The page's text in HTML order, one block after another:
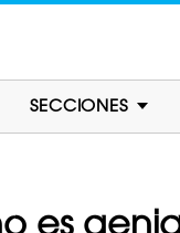
SECCIONES
es